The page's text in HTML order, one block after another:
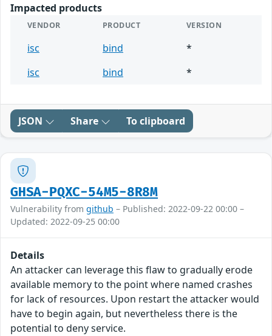
Impacted products
VENDOR PRODUCT VERSION
isc bind
*
isc
bind *
JSON Share To clipboard
GHSA-PQXC-54M5-8R8M
Vulnerability from github – Published: 2022-09-22 00:00 –
Updated: 2022-09-25 00:00
Details
An attacker can leverage this flaw to gradually erode
available memory to the point where named crashes
for lack of resources. Upon restart the attacker would
have to begin again, but nevertheless there is the
potential to deny service.